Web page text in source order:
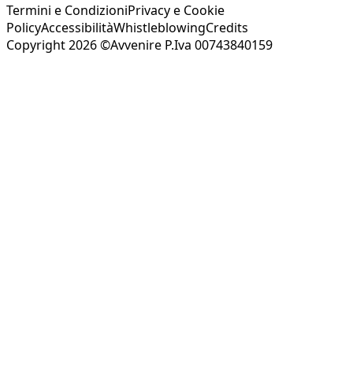
Termini e CondizioniPrivacy e Cookie
PolicyAccessibilitàWhistleblowingCredits
Copyright 2026 ©Avvenire P.Iva 00743840159